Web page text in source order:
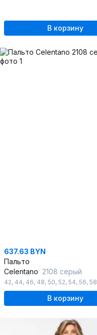
В корзину
637.63 BYN
Пальто
Celentano 2108 серый
42, 44, 46, 48, 50, 52, 54, 56, 58
В корзину